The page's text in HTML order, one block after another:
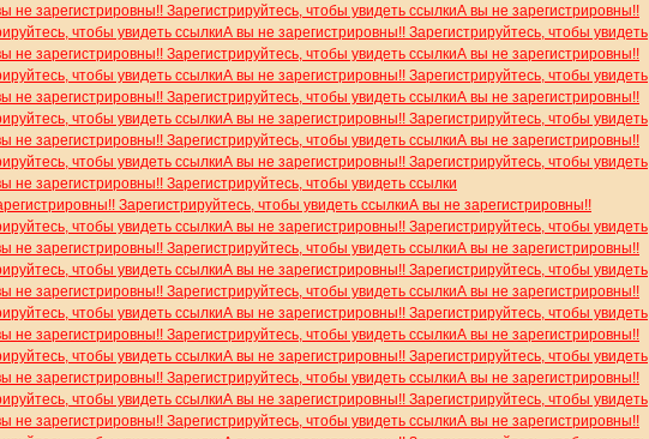
не зарегистрировны!! Зарегистрируйтесь, чтобы увидеть ссылкиА вы не зарегистрировны!!
чтобы увидеть ссылкиА вы не зарегистрировны!! Зарегистрируйтесь, чтобы увидеть
не зарегистрировны!! Зарегистрируйтесь, чтобы увидеть ссылкиА вы не зарегистрировны!!
чтобы увидеть ссылкиА вы не зарегистрировны!! Зарегистрируйтесь, чтобы увидеть
не зарегистрировны!! Зарегистрируйтесь, чтобы увидеть ссылкиА вы не зарегистрировны!!
чтобы увидеть ссылкиА вы не зарегистрировны!! Зарегистрируйтесь, чтобы увидеть
не зарегистрировны!! Зарегистрируйтесь, чтобы увидеть ссылкиА вы не зарегистрировны!!
чтобы увидеть ссылкиА вы не зарегистрировны!! Зарегистрируйтесь, чтобы увидеть
не зарегистрировны!! Зарегистрируйтесь, чтобы увидеть ссылки
Зарегистрируйтесь, чтобы увидеть ссылкиА вы не зарегистрировны!!
чтобы увидеть ссылкиА вы не зарегистрировны!! Зарегистрируйтесь, чтобы увидеть
не зарегистрировны!! Зарегистрируйтесь, чтобы увидеть ссылкиА вы не зарегистрировны!!
чтобы увидеть ссылкиА вы не зарегистрировны!! Зарегистрируйтесь, чтобы увидеть
не зарегистрировны!! Зарегистрируйтесь, чтобы увидеть ссылкиА вы не зарегистрировны!!
чтобы увидеть ссылкиА вы не зарегистрировны!! Зарегистрируйтесь, чтобы увидеть
не зарегистрировны!! Зарегистрируйтесь, чтобы увидеть ссылкиА вы не зарегистрировны!!
чтобы увидеть ссылкиА вы не зарегистрировны!! Зарегистрируйтесь, чтобы увидеть
не зарегистрировны!! Зарегистрируйтесь, чтобы увидеть ссылкиА вы не зарегистрировны!!
чтобы увидеть ссылкиА вы не зарегистрировны!! Зарегистрируйтесь, чтобы увидеть
не зарегистрировны!! Зарегистрируйтесь, чтобы увидеть ссылкиА вы не зарегистрировны!!